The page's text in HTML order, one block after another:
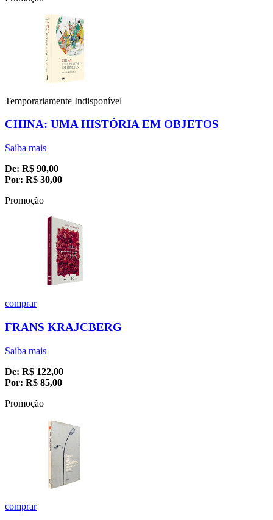
Temporariamente Indisponível
CHINA: UMA HISTÓRIA EM OBJETOS
Saiba mais
De: R$ 90,00
Por: R$ 30,00
Promoção
comprar
FRANS KRAJCBERG
Saiba mais
De: R$ 122,00
Por: R$ 85,00
Promoção
comprar